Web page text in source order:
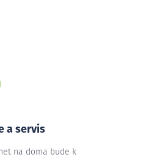
a servis
na doma bude k